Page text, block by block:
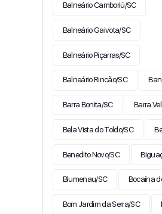
Balneário Camboriú/SC
Balneário Gaivota/SC
Balneário Piçarras/SC
Balneário Rincão/SC
Barra Bonita/SC Barra
Bela Vista do Toldo/SC
Benedito Novo/SC
Blumenau/SC Bocaína
Bom Jardim da Serra/SC